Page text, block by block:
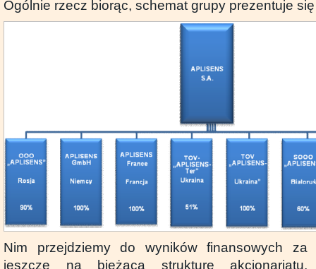
Ogólnie rzecz biorąc, schemat grupy prezentuje
Nim przejdziemy do wyników finansowych
jeszcze na bieżącą strukturę